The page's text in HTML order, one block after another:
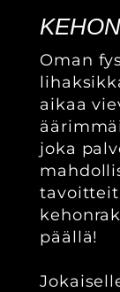
Oman
aikaa
joka
päällä!